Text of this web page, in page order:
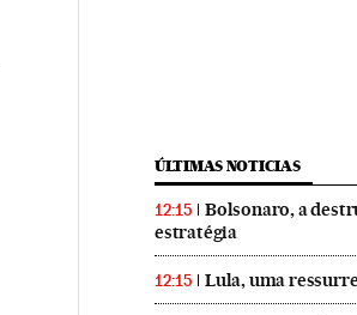
ÚLTIMAS NOTICIAS
12:15
Bolsonaro, a
estratégia
12:15 Lula, uma